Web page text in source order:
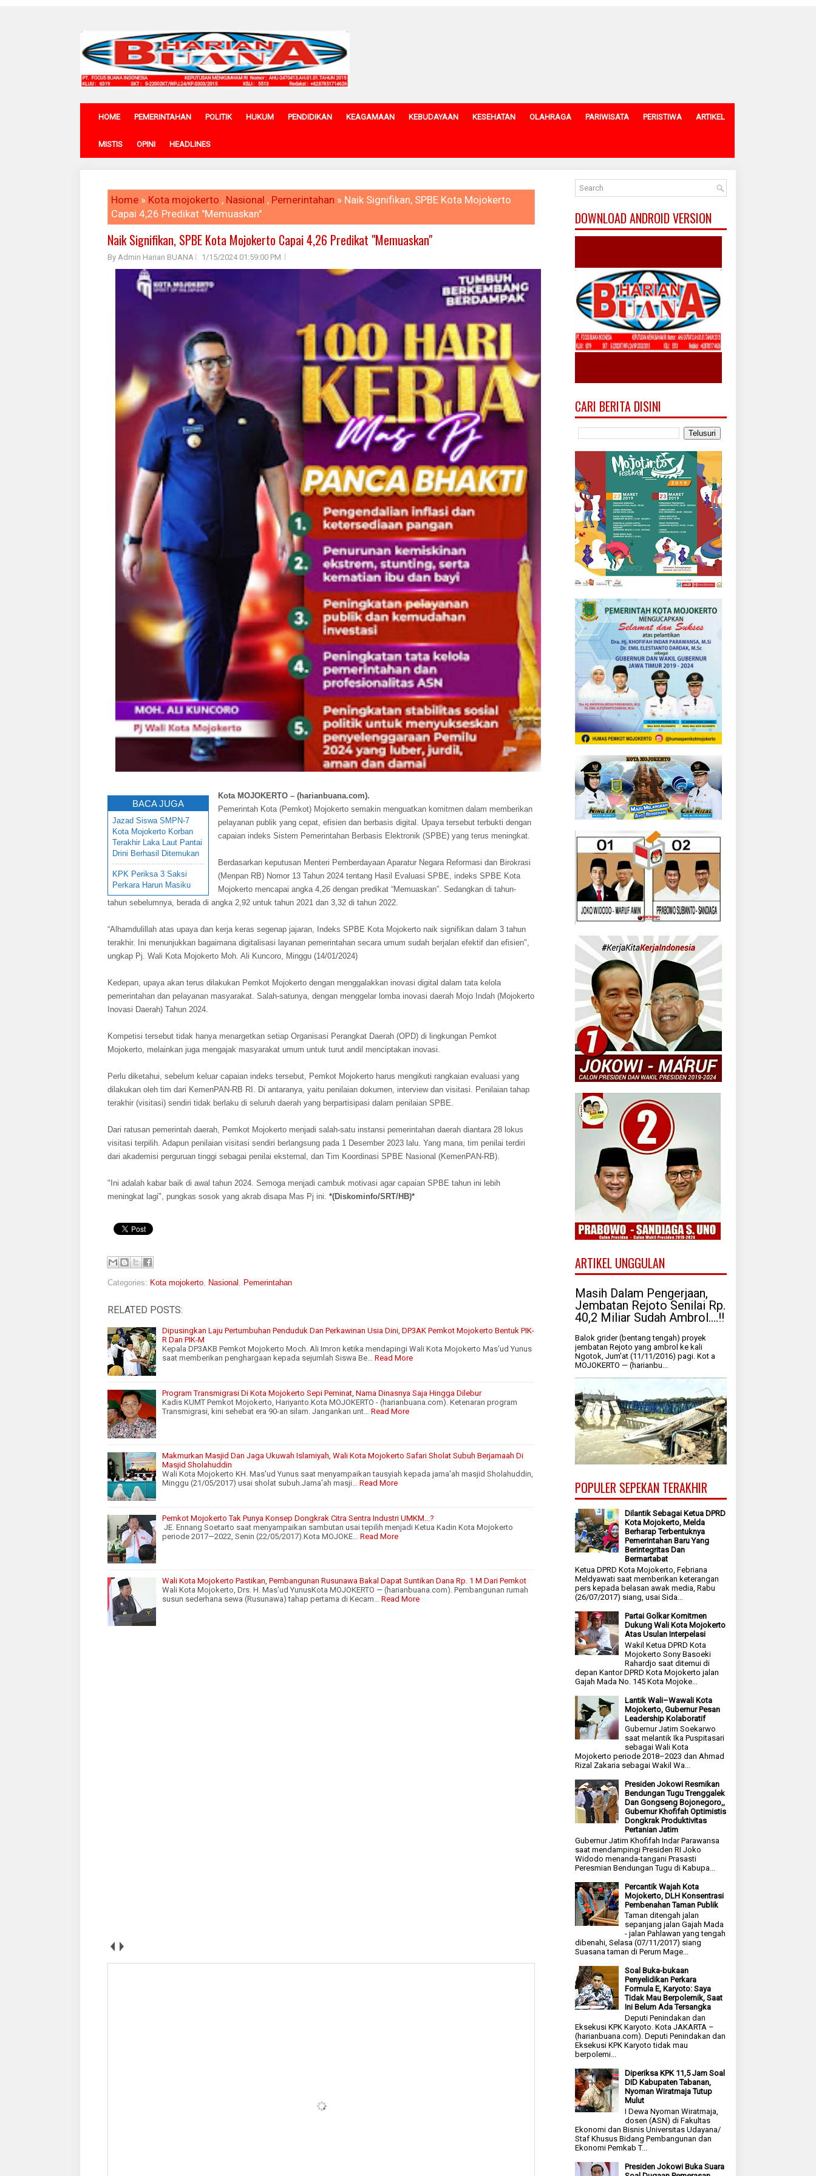
HOME PEMERINTAHAN POLITIK HUKUM PENDIDIKAN KEAGAMAAN KEBUDAYAAN KESEHATAN OLAHRAGA PARIWISATA PERISTIWA ARTIKEL
MISTIS OPINI HEADLINES
Home » Kota mojokerto , Nasional , Pemerintahan » Naik Signifikan, SPBE Kota Mojokerto
Capai 4,26 Predikat "Memuaskan"
Naik Signifikan, SPBE Kota Mojokerto Capai 4,26 Predikat "Memuaskan"
By Admin Harian BUANA 1/15/2024 01:59:00 PM
BACA JUGA
Jazad Siswa SMPN-7
Kota Mojokerto Korban
Terakhir Laka Laut Pantai
Drini Berhasil Ditemukan
KPK Periksa 3 Saksi
Perkara Harun Masiku
Kota MOJOKERTO – (harianbuana.com).
Pemerintah Kota (Pemkot) Mojokerto semakin menguatkan komitmen dalam memberikan
pelayanan publik yang cepat, efisien dan berbasis digital. Upaya tersebut terbukti dengan
capaian indeks Sistem Pemerintahan Berbasis Elektronik (SPBE) yang terus meningkat.
Berdasarkan keputusan Menteri Pemberdayaan Aparatur Negara Reformasi dan Birokrasi
(Menpan RB) Nomor 13 Tahun 2024 tentang Hasil Evaluasi SPBE, indeks SPBE Kota
Mojokerto mencapai angka 4,26 dengan predikat “Memuaskan”. Sedangkan di tahun-
tahun sebelumnya, berada di angka 2,92 untuk tahun 2021 dan 3,32 di tahun 2022.
“Alhamdulillah atas upaya dan kerja keras segenap jajaran, Indeks SPBE Kota Mojokerto naik signifikan dalam 3 tahun
terakhir. Ini menunjukkan bagaimana digitalisasi layanan pemerintahan secara umum sudah berjalan efektif dan efisien",
ungkap Pj. Wali Kota Mojokerto Moh. Ali Kuncoro, Minggu (14/01/2024)
Kedepan, upaya akan terus dilakukan Pemkot Mojokerto dengan menggalakkan inovasi digital dalam tata kelola
pemerintahan dan pelayanan masyarakat. Salah-satunya, dengan menggelar lomba inovasi daerah Mojo Indah (Mojokerto
Inovasi Daerah) Tahun 2024.
Kompetisi tersebut tidak hanya menargetkan setiap Organisasi Perangkat Daerah (OPD) di lingkungan Pemkot
Mojokerto, melainkan juga mengajak masyarakat umum untuk turut andil menciptakan inovasi.
Perlu diketahui, sebelum keluar capaian indeks tersebut, Pemkot Mojokerto harus mengikuti rangkaian evaluasi yang
dilakukan oleh tim dari KemenPAN-RB RI. Di antaranya, yaitu penilaian dokumen, interview dan visitasi. Penilaian tahap
terakhir (visitasi) sendiri tidak berlaku di seluruh daerah yang berpartisipasi dalam penilaian SPBE.
Dari ratusan pemerintah daerah, Pemkot Mojokerto menjadi salah-satu instansi pemerintahan daerah diantara 28 lokus
visitasi terpilih. Adapun penilaian visitasi sendiri berlangsung pada 1 Desember 2023 lalu. Yang mana, tim penilai terdiri
dari akademisi perguruan tinggi sebagai penilai eksternal, dan Tim Koordinasi SPBE Nasional (KemenPAN-RB).
"Ini adalah kabar baik di awal tahun 2024. Semoga menjadi cambuk motivasi agar capaian SPBE tahun ini lebih
meningkat lagi", pungkas sosok yang akrab disapa Mas Pj ini. *(Diskominfo/SRT/HB)*
Categories: Kota mojokerto, Nasional , Pemerintahan
RELATED POSTS:
Dipusingkan Laju Pertumbuhan Penduduk Dan Perkawinan Usia Dini, DP3AK Pemkot Mojokerto Bentuk PIK-
R Dan PIK-M
Kepala DP3AKB Pemkot Mojokerto Moch. Ali Imron ketika mendapingi Wali Kota Mojokerto Mas'ud Yunus
saat memberikan penghargaan kepada sejumlah Siswa Be… Read More
Program Transmigrasi Di Kota Mojokerto Sepi Peminat, Nama Dinasnya Saja Hingga Dilebur
Kadis KUMT Pemkot Mojokerto, Hariyanto.Kota MOJOKERTO - (harianbuana.com). Ketenaran program
Transmigrasi, kini sehebat era 90-an silam. Jangankan unt… Read More
Makmurkan Masjid Dan Jaga Ukuwah Islamiyah, Wali Kota Mojokerto Safari Sholat Subuh Berjamaah Di
Masjid Sholahuddin
Wali Kota Mojokerto KH. Mas'ud Yunus saat menyampaikan tausyiah kepada jama'ah masjid Sholahuddin,
Minggu (21/05/2017) usai sholat subuh.Jama'ah masji… Read More
Pemkot Mojokerto Tak Punya Konsep Dongkrak Citra Sentra Industri UMKM...?
JE. Ennang Soetarto saat menyampaikan sambutan usai tepilih menjadi Ketua Kadin Kota Mojokerto
periode 2017—2022, Senin (22/05/2017).Kota MOJOKE… Read More
Wali Kota Mojokerto Pastikan, Pembangunan Rusunawa Bakal Dapat Suntikan Dana Rp. 1 M Dari Pemkot
Wali Kota Mojokerto, Drs. H. Mas'ud YunusKota MOJOKERTO — (harianbuana.com). Pembangunan rumah
susun sederhana sewa (Rusunawa) tahap pertama di Kecam… Read More
DOWNLOAD ANDROID VERSION
CARI BERITA DISINI
ARTIKEL UNGGULAN
Masih Dalam Pengerjaan,
Jembatan Rejoto Senilai Rp.
40,2 Miliar Sudah Ambrol....!!
Balok grider (bentang tengah) proyek
jembatan Rejoto yang ambrol ke kali
Ngotok, Jum'at (11/11/2016) pagi. Kot a
MOJOKERTO — (harianbu...
POPULER SEPEKAN TERAKHIR
Dilantik Sebagai Ketua DPRD
Kota Mojokerto, Melda
Berharap Terbentuknya
Pemerintahan Baru Yang
Berintegritas Dan
Bermartabat
Ketua DPRD Kota Mojokerto, Febriana
Meldyawati saat memberikan keterangan
pers kepada belasan awak media, Rabu
(26/07/2017) siang, usai Sida...
Partai Golkar Komitmen
Dukung Wali Kota Mojokerto
Atas Usulan Interpelasi
Wakil Ketua DPRD Kota
Mojokerto Sony Basoeki
Rahardjo saat ditemui di
depan Kantor DPRD Kota Mojokerto jalan
Gajah Mada No. 145 Kota Mojoke...
Lantik Wali–Wawali Kota
Mojokerto, Gubernur Pesan
Leadership Kolaboratif
Gubernur Jatim Soekarwo
saat melantik Ika Puspitasari
sebagai Wali Kota
Mojokerto periode 2018–2023 dan Ahmad
Rizal Zakaria sebagai Wakil Wa...
Presiden Jokowi Resmikan
Bendungan Tugu Trenggalek
Dan Gongseng Bojonegoro,,
Gubernur Khofifah Optimistis
Dongkrak Produktivitas
Pertanian Jatim
Gubernur Jatim Khofifah Indar Parawansa
saat mendampingi Presiden RI Joko
Widodo menanda-tangani Prasasti
Peresmian Bendungan Tugu di Kabupa...
Percantik Wajah Kota
Mojokerto, DLH Konsentrasi
Pembenahan Taman Publik
Taman ditengah jalan
sepanjang jalan Gajah Mada
- jalan Pahlawan yang tengah
dibenahi, Selasa (07/11/2017) siang
Suasana taman di Perum Mage...
Soal Buka-bukaan
Penyelidikan Perkara
Formula E, Karyoto: Saya
Tidak Mau Berpolemik, Saat
Ini Belum Ada Tersangka
Deputi Penindakan dan
Eksekusi KPK Karyoto. Kota JAKARTA –
(harianbuana.com). Deputi Penindakan dan
Eksekusi KPK Karyoto tidak mau
berpolemi...
Diperiksa KPK 11,5 Jam Soal
DID Kabupaten Tabanan,
Nyoman Wiratmaja Tutup
Mulut
I Dewa Nyoman Wiratmaja,
dosen (ASN) di Fakultas
Ekonomi dan Bisnis Universitas Udayana/
Staf Khusus Bidang Pembangunan dan
Ekonomi Pemkab T...
Presiden Jokowi Buka Suara